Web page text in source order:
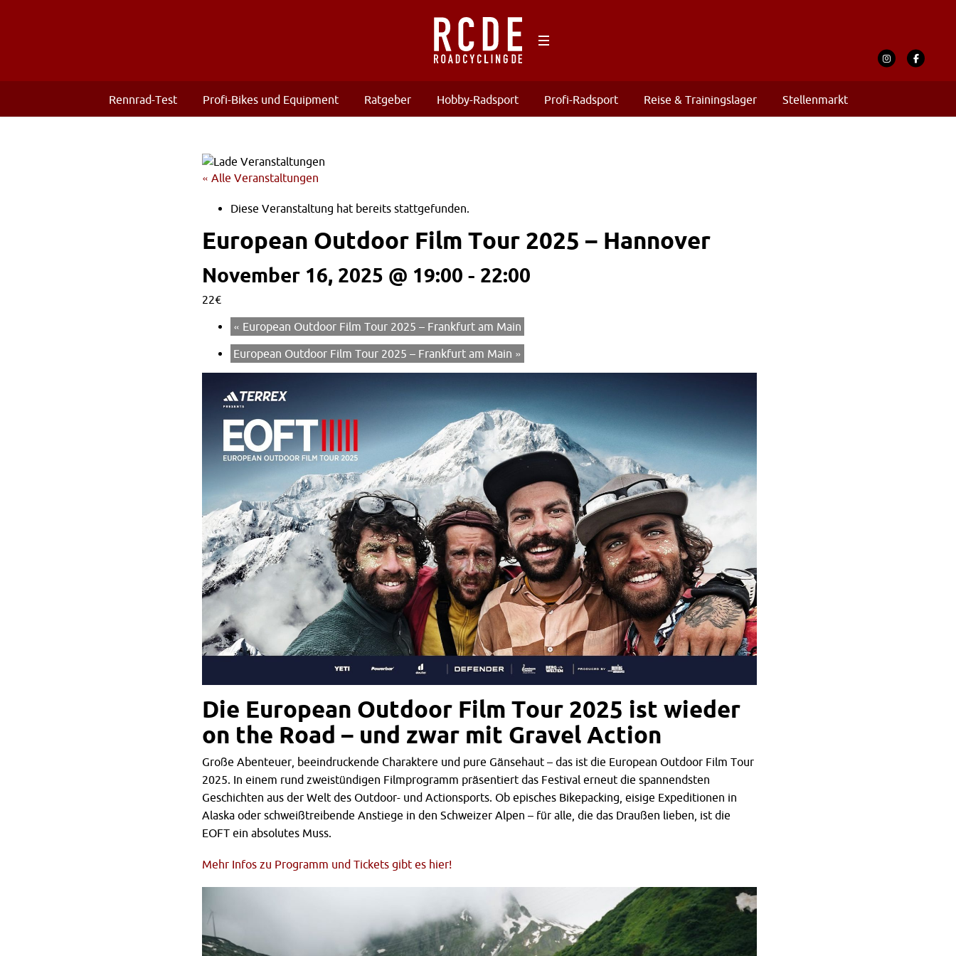
Rennrad-Test Profi-Bikes und Equipment Ratgeber Hobby-Radsport Profi-Radsport Reise & Trainingslager Stellenmarkt
« Alle Veranstaltungen
Diese Veranstaltung hat bereits stattgefunden.
European Outdoor Film Tour 2025 – Hannover
November 16, 2025 @ 19:00 - 22:00
22€
« European Outdoor Film Tour 2025 – Frankfurt am Main
European Outdoor Film Tour 2025 – Frankfurt am Main »
Die European Outdoor Film Tour 2025 ist wieder
on the Road – und zwar mit Gravel Action
Große Abenteuer, beeindruckende Charaktere und pure Gänsehaut – das ist die European Outdoor Film Tour
2025. In einem rund zweistündigen Filmprogramm präsentiert das Festival erneut die spannendsten
Geschichten aus der Welt des Outdoor- und Actionsports. Ob episches Bikepacking, eisige Expeditionen in
Alaska oder schweißtreibende Anstiege in den Schweizer Alpen – für alle, die das Draußen lieben, ist die
EOFT ein absolutes Muss.
Mehr Infos zu Programm und Tickets gibt es hier!